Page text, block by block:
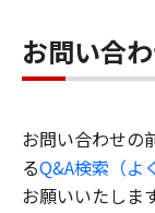
お問い合
お問い合わせの
るQ&A検索（よ
お願いいたします